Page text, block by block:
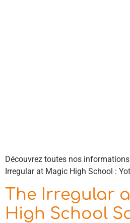
Découvrez toutes nos
Irregular at Magic High School :
The Irregular
High School